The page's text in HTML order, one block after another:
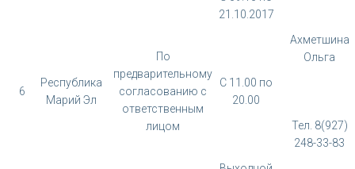
6
Республика
Марий Эл
По
предварительному
согласованию с
ответственным
лицом
21.10.2017
С 11.00 по
20.00
Ахметшина
Ольга
Тел. 8(927)
248-33-83